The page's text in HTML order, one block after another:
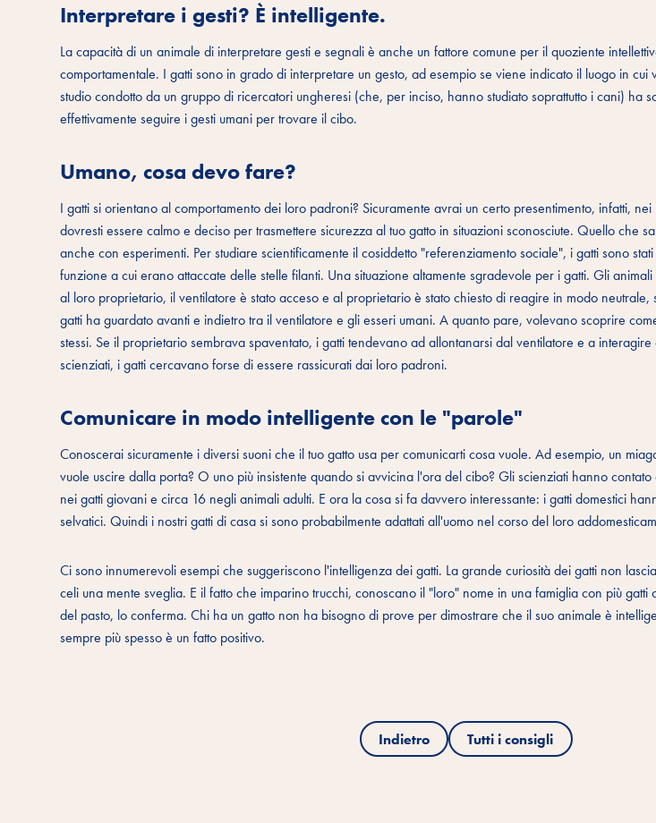
Interpretare i gesti? È intelligente.
La capacità di un animale di interpretare gesti e segnali è anche un fattore comune per il quoziente
comportamentale. I gatti sono in grado di interpretare un gesto, ad esempio se viene indicato il luogo in cui
studio condotto da un gruppo di ricercatori ungheresi (che, per inciso, hanno studiato soprattutto i cani) ha
effettivamente seguire i gesti umani per trovare il cibo.
Umano, cosa devo fare?
I gatti si orientano al comportamento dei loro padroni? Sicuramente avrai un certo presentimento, infatti,
dovresti essere calmo e deciso per trasmettere sicurezza al tuo gatto in situazioni sconosciute. Quello che
anche con esperimenti. Per studiare scientificamente il cosiddetto "referenziamento sociale", i gatti sono
funzione a cui erano attaccate delle stelle filanti. Una situazione altamente sgradevole per i gatti. Gli
al loro proprietario, il ventilatore è stato acceso e al proprietario è stato chiesto di reagire in modo
gatti ha guardato avanti e indietro tra il ventilatore e gli esseri umani. A quanto pare, volevano scoprire
stessi. Se il proprietario sembrava spaventato, i gatti tendevano ad allontanarsi dal ventilatore e a
scienziati, i gatti cercavano forse di essere rassicurati dai loro padroni.
Comunicare in modo intelligente con le "parole"
Conoscerai sicuramente i diversi suoni che il tuo gatto usa per comunicarti cosa vuole. Ad esempio, un
vuole uscire dalla porta? O uno più insistente quando si avvicina l'ora del cibo? Gli scienziati hanno
nei gatti giovani e circa 16 negli animali adulti. E ora la cosa si fa davvero interessante: i gatti domestici
selvatici. Quindi i nostri gatti di casa si sono probabilmente adattati all'uomo nel corso del loro
Ci sono innumerevoli esempi che suggeriscono l'intelligenza dei gatti. La grande curiosità dei gatti non
celi una mente sveglia. E il fatto che imparino trucchi, conoscano il "loro" nome in una famiglia con più
del pasto, lo conferma. Chi ha un gatto non ha bisogno di prove per dimostrare che il suo animale è
sempre più spesso è un fatto positivo.
Indietro Tutti i consigli